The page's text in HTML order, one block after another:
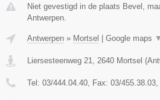
Niet gevestigd in de plaats Bevel,
Antwerpen.
Antwerpen » Mortsel Google maps ▼
Liersesteenweg 21, 2640 Mortsel (
Tel: 03/444.04.40, Fax: 03/455.38.03,